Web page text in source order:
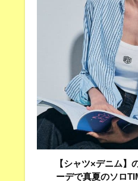
【シャツ×デニム】
ーデで真夏のソロ